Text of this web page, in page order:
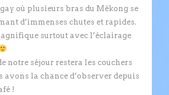
où plusieurs bras du Mékong se
d’immenses chutes et rapides.
surtout avec l’éclairage
notre séjour restera les couchers
avons la chance d’observer depuis
!